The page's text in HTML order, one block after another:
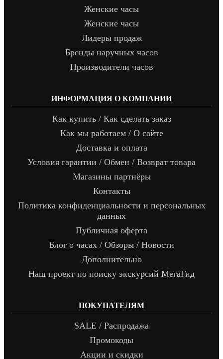
Женские часы
Женские часы
Лидеры продаж
Бренды наручных часов
Производители часов
ИНФОРМАЦИЯ О КОМПАНИИ
Как купить / Как сделать заказ
Как мы работаем / О сайте
Доставка и оплата
Условия гарантии / Обмен / Возврат товара
Магазины партнёры
Контакты
Политика конфиденциальности и персональных
данных
Публичная оферта
Блог о часах / Обзоры / Новости
Дополнительно
Наш проект по поиску экскурсий МегаГид
ПОКУПАТЕЛЯМ
SALE / Распродажа
Промокоды
Акции и скидки